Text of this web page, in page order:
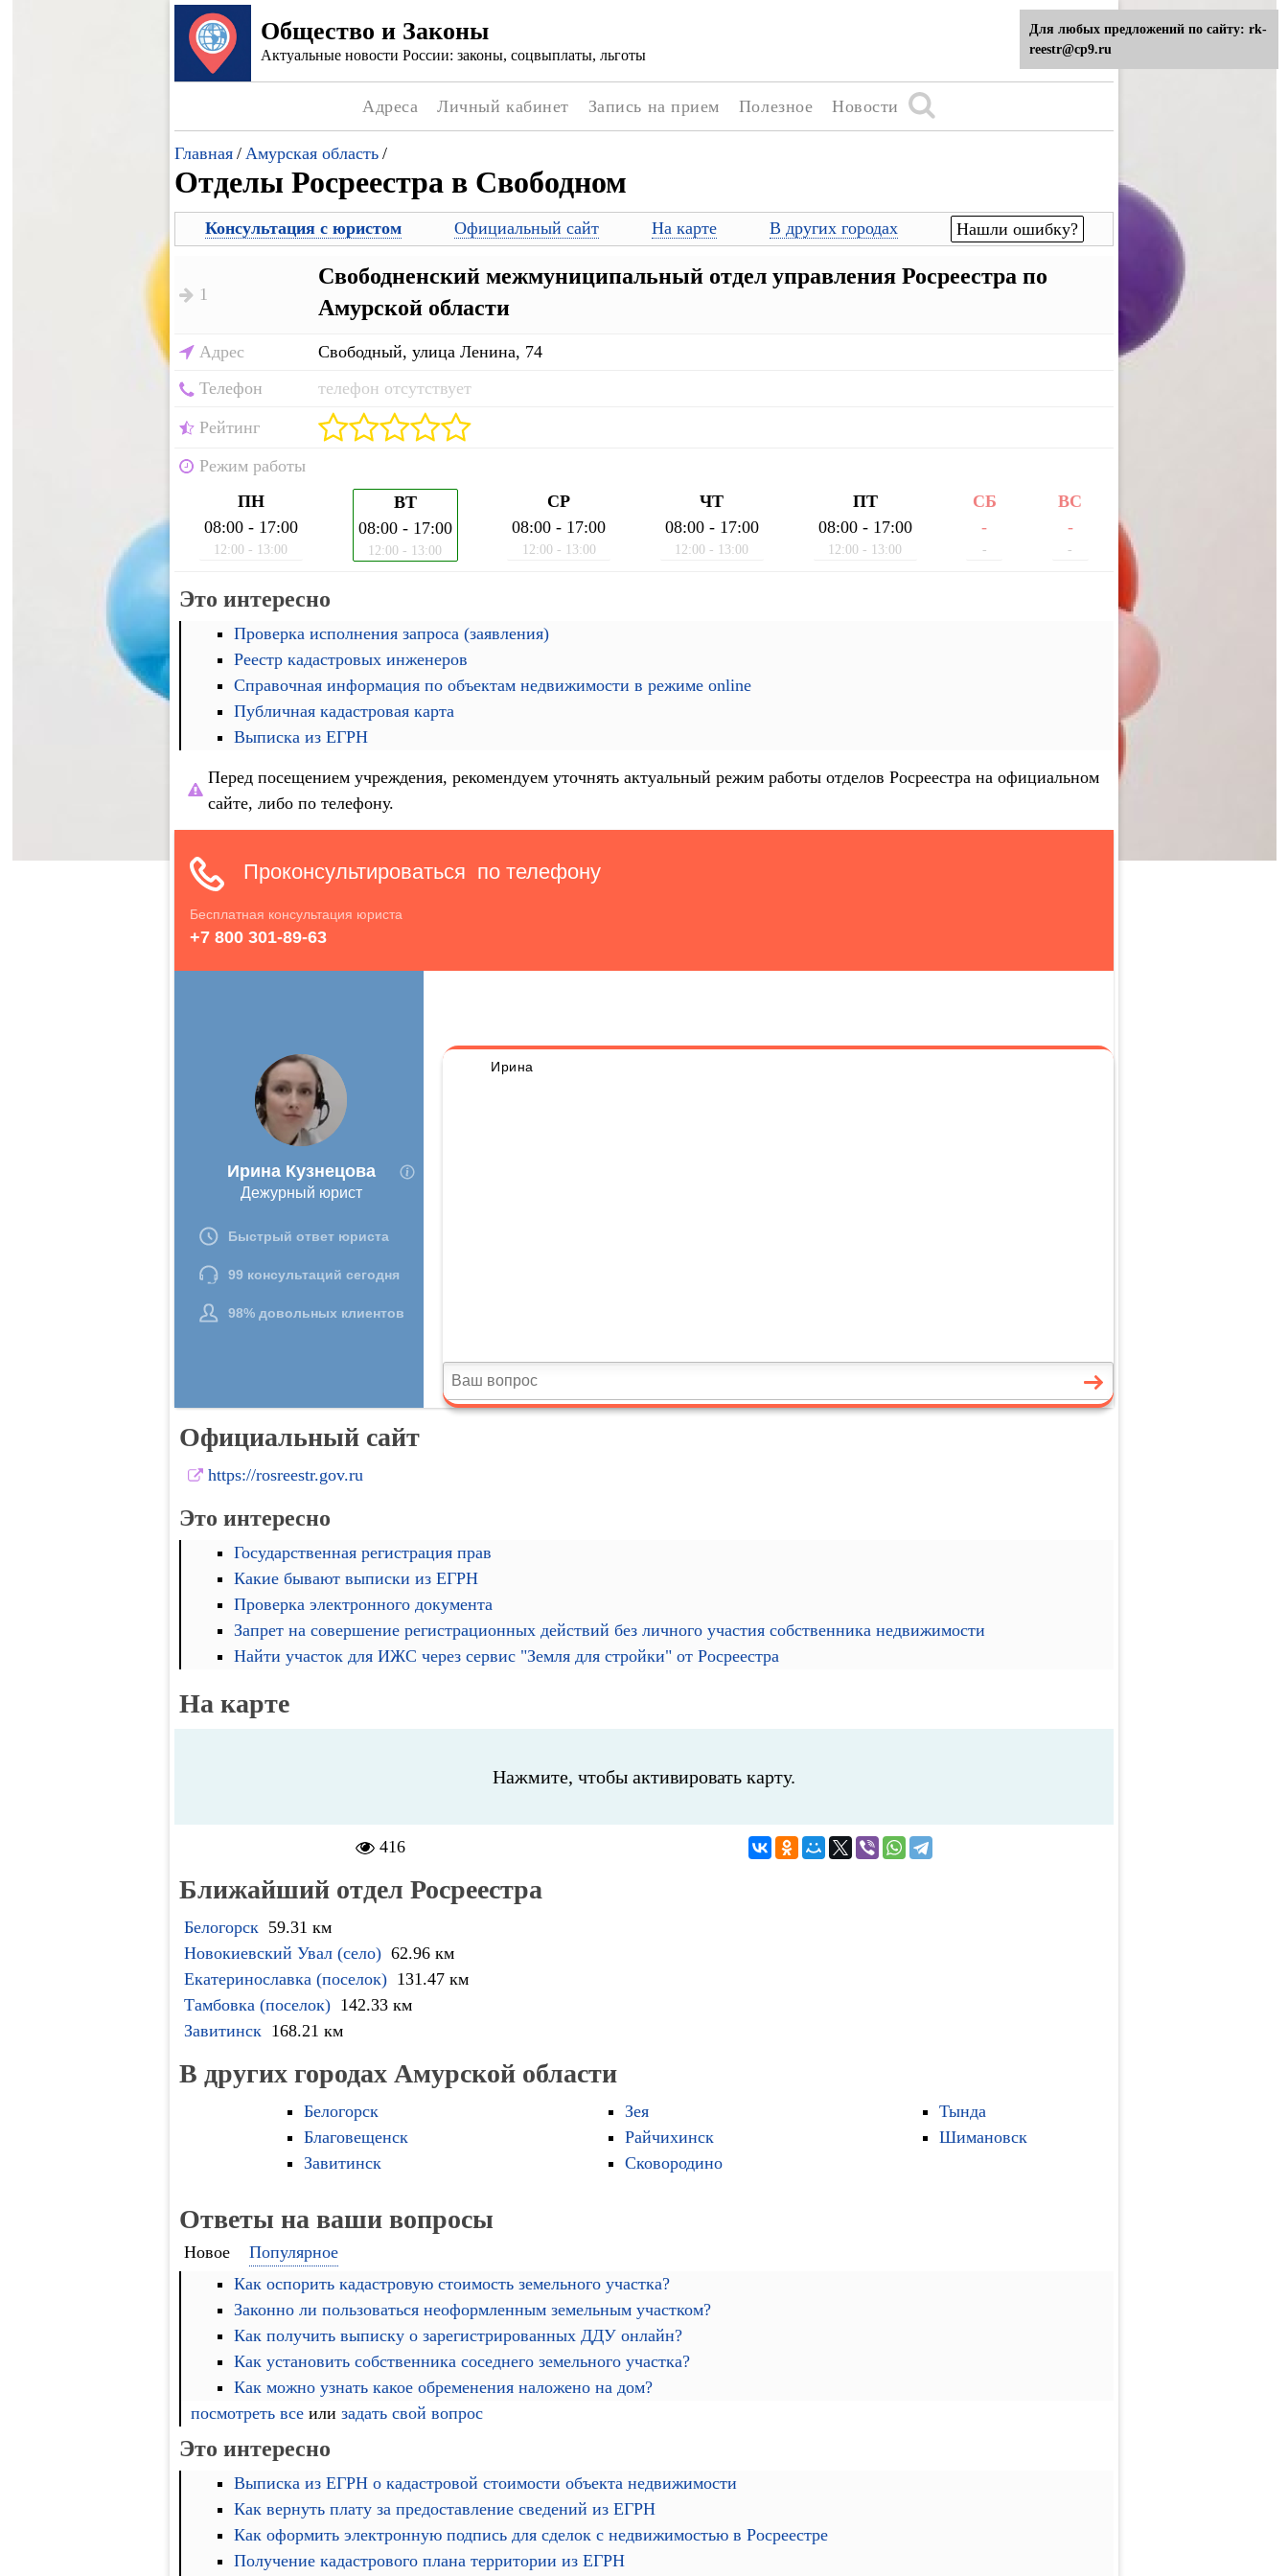
Общество и Законы
Актуальные новости России: законы, соцвыплаты, льготы
Адреса Личный кабинет Запись на прием Полезное Новости
Главная / Амурская область /
Отделы Росреестра в Свободном
Консультация с юристом Официальный сайт На карте В других городах Нашли ошибку?
1
Свободненский межмуниципальный отдел управления Росреестра по
Амурской области
Адрес
Свободный, улица Ленина, 74
Телефон
телефон отсутствует
Рейтинг
Режим работы
ПН
08:00 - 17:00
12:00 - 13:00
ВТ
08:00 - 17:00
12:00 - 13:00
СР
08:00 - 17:00
12:00 - 13:00
ЧТ
08:00 - 17:00
12:00 - 13:00
ПТ
08:00 - 17:00
12:00 - 13:00
СБ
-
-
ВС
-
-
Это интересно
Проверка исполнения запроса (заявления)
Реестр кадастровых инженеров
Справочная информация по объектам недвижимости в режиме online
Публичная кадастровая карта
Выписка из ЕГРН
Перед посещением учреждения, рекомендуем уточнять актуальный режим работы отделов Росреестра на официальном
сайте, либо по телефону.
Официальный сайт
https://rosreestr.gov.ru
Это интересно
Государственная регистрация прав
Какие бывают выписки из ЕГРН
Проверка электронного документа
Запрет на совершение регистрационных действий без личного участия собственника недвижимости
Найти участок для ИЖС через сервис "Земля для стройки" от Росреестра
На карте
Нажмите, чтобы активировать карту.
416
Ближайший отдел Росреестра
Белогорск 59.31 км
Новокиевский Увал (село) 62.96 км
Екатеринославка (поселок) 131.47 км
Тамбовка (поселок) 142.33 км
Завитинск 168.21 км
В других городах Амурской области
Белогорск
Благовещенск
Завитинск
Зея
Райчихинск
Сковородино
Тында
Шимановск
Ответы на ваши вопросы
Новое
Популярное
Как оспорить кадастровую стоимость земельного участка?
Законно ли пользоваться неоформленным земельным участком?
Как получить выписку о зарегистрированных ДДУ онлайн?
Как установить собственника соседнего земельного участка?
Как можно узнать какое обременения наложено на дом?
посмотреть все или задать свой вопрос
Это интересно
Выписка из ЕГРН о кадастровой стоимости объекта недвижимости
Как вернуть плату за предоставление сведений из ЕГРН
Как оформить электронную подпись для сделок с недвижимостью в Росреестре
Получение кадастрового плана территории из ЕГРН
Для любых предложений по сайту: rk-
reestr@cp9.ru